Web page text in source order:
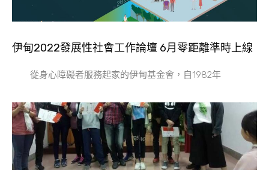
伊甸2022發展性社會工作論壇 6月零距離準時上線
從身心障礙者服務起家的伊甸基金會，自1982年